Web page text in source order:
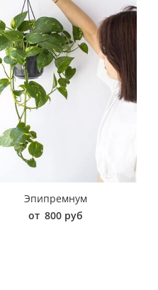
Эпипремнум
от 800 руб